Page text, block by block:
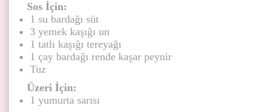
Sos İçin:
1 su bardağı süt
3 yemek kaşığı un
1 tatlı kaşığı tereyağı
1 çay bardağı rende kaşar peynir
Tuz
Üzeri İçin:
1 yumurta sarısı